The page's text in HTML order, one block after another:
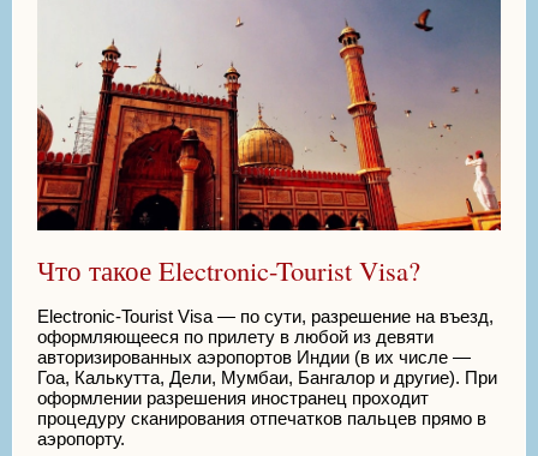
Что такое Electronic-Tourist Visa?
Electronic-Tourist Visa — по сути, разрешение на въезд,
оформляющееся по прилету в любой из девяти
авторизированных аэропортов Индии (в их числе —
Гоа, Калькутта, Дели, Мумбаи, Бангалор и другие). При
оформлении разрешения иностранец проходит
процедуру сканирования отпечатков пальцев прямо в
аэропорту.